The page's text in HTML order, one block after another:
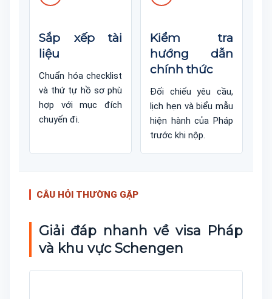
Sắp xếp tài
liệu
Chuẩn hóa checklist
và thứ tự hồ sơ phù
hợp với mục đích
chuyến đi.
Kiểm tra
hướng dẫn
chính thức
Đối chiếu yêu cầu,
lịch hẹn và biểu mẫu
hiện hành của Pháp
trước khi nộp.
CÂU HỎI THƯỜNG GẶP
Giải đáp nhanh về visa Pháp
và khu vực Schengen